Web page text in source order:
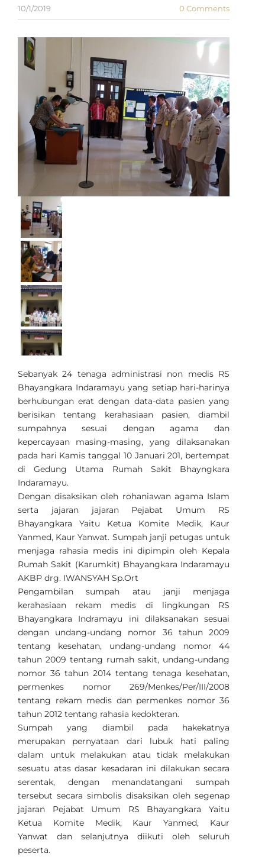
10/1/2019 0 Comments
Sebanyak 24 tenaga administrasi non medis RS
Bhayangkara Indaramayu yang setiap hari-harinya
berhubungan erat dengan data-data pasien yang
berisikan tentang kerahasiaan pasien, diambil
sumpahnya sesuai dengan agama dan
kepercayaan masing-masing, yang dilaksanakan
pada hari Kamis tanggal 10 Januari 201, bertempat
di Gedung Utama Rumah Sakit Bhayngkara
Indaramayu.
Dengan disaksikan oleh rohaniawan agama Islam
serta jajaran jajaran Pejabat Umum RS
Bhayangkara Yaitu Ketua Komite Medik, Kaur
Yanmed, Kaur Yanwat. Sumpah janji petugas untuk
menjaga rahasia medis ini dipimpin oleh Kepala
Rumah Sakit (Karumkit) Bhayangkara Indaramayu
AKBP drg. IWANSYAH Sp.Ort
Pengambilan sumpah atau janji menjaga
kerahasiaan rekam medis di lingkungan RS
Bhayangkara Indramayu ini dilaksanakan sesuai
dengan undang-undang nomor 36 tahun 2009
tentang kesehatan, undang-undang nomor 44
tahun 2009 tentang rumah sakit, undang-undang
nomor 36 tahun 2014 tentang tenaga kesehatan,
permenkes nomor 269/Menkes/Per/III/2008
tentang rekam medis dan permenkes nomor 36
tahun 2012 tentang rahasia kedokteran.
Sumpah yang diambil pada hakekatnya
merupakan pernyataan dari lubuk hati paling
dalam untuk melakukan atau tidak melakukan
sesuatu atas dasar kesadaran ini dilakukan secara
serentak, dengan menandatangani sumpah
tersebut secara simbolis disaksikan oleh segenap
jajaran Pejabat Umum RS Bhayangkara Yaitu
Ketua Komite Medik, Kaur Yanmed, Kaur
Yanwat dan selanjutnya diikuti oleh seluruh
peserta.